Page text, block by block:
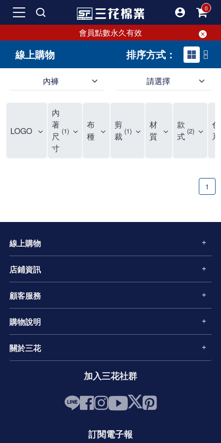
會員點數永久有效
線上購物 排序方式：
內褲 請選擇
LOGO
內
著
尺
寸
1
布
種
剪
裁 1
材
質
款
式 2
色
系
1
線上購物
店鋪資訊
顧客服務
購物說明
關於三花
加入三花社群
訂閱電子報